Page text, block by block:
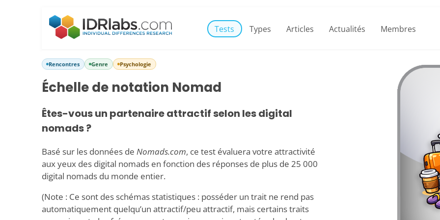
Tests Types Articles Actualités Membres
Rencontres Genre Psychologie
Échelle de notation Nomad
Êtes-vous un partenaire attractif selon les digital
nomads ?
Basé sur les données de Nomads.com, ce test évaluera votre attractivité
aux yeux des digital nomads en fonction des réponses de plus de 25 000
digital nomads du monde entier.
(Note : Ce sont des schémas statistiques : posséder un trait ne rend pas
automatiquement quelqu’un attractif/peu attractif, mais certains traits